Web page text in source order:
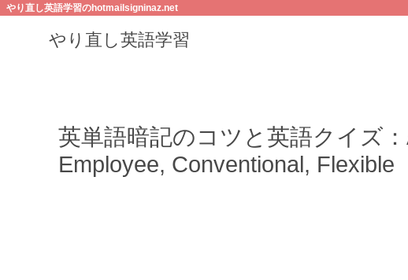
やり直し英語学習のhotmailsigninaz.net
やり直し英語学習
英単語暗記のコツと英語クイズ
Employee, Conventional, Flexible